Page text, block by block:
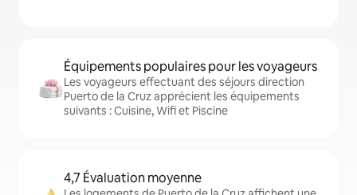
Équipements populaires pour les voyageurs
Les voyageurs effectuant des séjours direction
Puerto de la Cruz apprécient les équipements
suivants : Cuisine, Wifi et Piscine
4,7 Évaluation moyenne